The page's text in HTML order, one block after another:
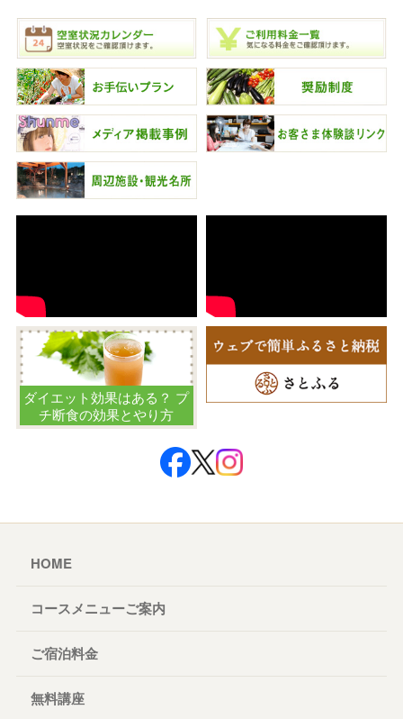
ダイエット効果はある？ プ
チ断食の効果とやり方
HOME
コースメニューご案内
ご宿泊料金
無料講座